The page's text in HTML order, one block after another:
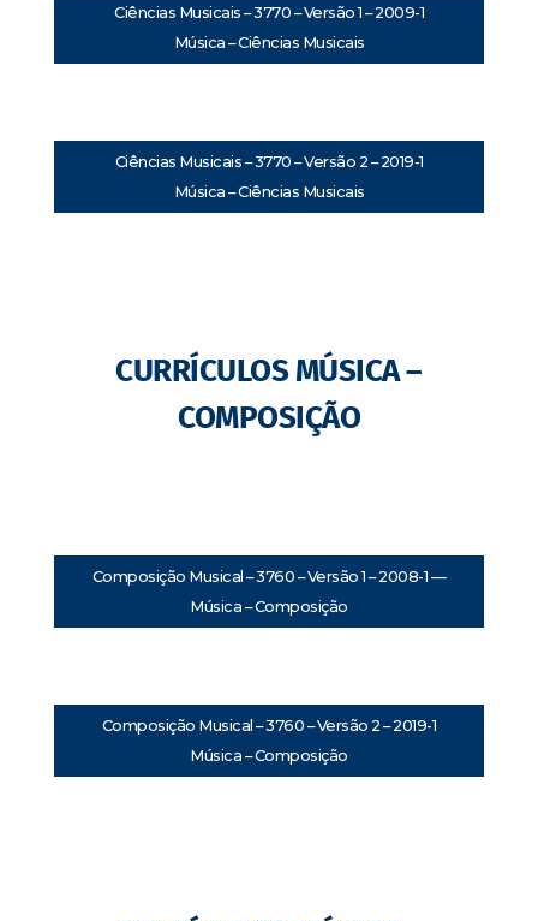
Ciências Musicais – 3770 – Versão 1 – 2009-1
Música – Ciências Musicais
Ciências Musicais – 3770 – Versão 2 – 2019-1
Música – Ciências Musicais
CURRÍCULOS MÚSICA –
COMPOSIÇÃO
Composição Musical – 3760 – Versão 1 – 2008-1 —
Música – Composição
Composição Musical – 3760 – Versão 2 – 2019-1
Música – Composição